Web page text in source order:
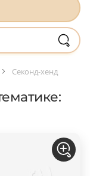
Секонд-хенд